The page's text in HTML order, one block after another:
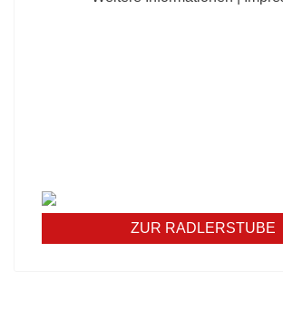
ZUR RADLERSTUBE